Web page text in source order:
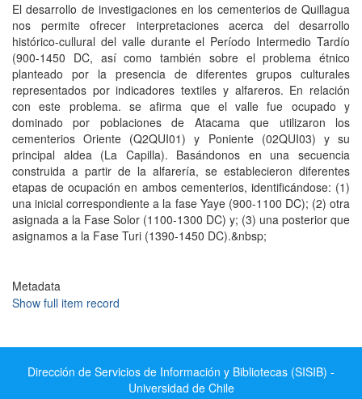
El desarrollo de investigaciones en los cementerios de Quillagua
nos permite ofrecer interpretaciones acerca del desarrollo
histórico-cullural del valle durante el Período Intermedio Tardío
(900-1450 DC, así como también sobre el problema étnico
planteado por la presencia de diferentes grupos culturales
representados por indicadores textiles y alfareros. En relación
con este problema. se afirma que el valle fue ocupado y
dominado por poblaciones de Atacama que utilizaron los
cementerios Oriente (Q2QUI01) y Poniente (02QUI03) y su
principal aldea (La Capilla). Basándonos en una secuencia
construida a partir de la alfarería, se establecieron diferentes
etapas de ocupación en ambos cementerios, identificándose: (1)
una inicial correspondiente a la fase Yaye (900-1100 DC); (2) otra
asignada a la Fase Solor (1100-1300 DC) y; (3) una posterior que
asignamos a la Fase Turi (1390-1450 DC).&nbsp;
Metadata
Show full item record
Dirección de Servicios de Información y Bibliotecas (SISIB) -
Universidad de Chile